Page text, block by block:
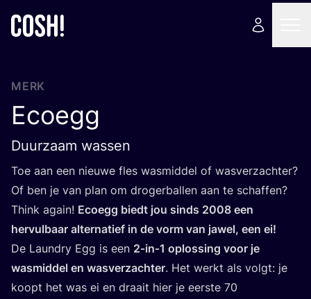
MERK
Ecoegg
Duurzaam wassen
Toe aan een nieu­we fles was­mid­del of was­ver­zach­ter?
Of ben je van plan om dro­ger­bal­len aan te schaf­fen?
Think again! Ecoegg biedt jou sinds 2008 een
her­vul­baar alter­na­tief in de vorm van jawel, een ei!
De Laun­dry Egg is een 2‑in‑1 oplos­sing voor je
was­mid­del en was­ver­zach­ter. Het werkt als volgt: je
koopt het was ei en draait hier je eer­ste 70